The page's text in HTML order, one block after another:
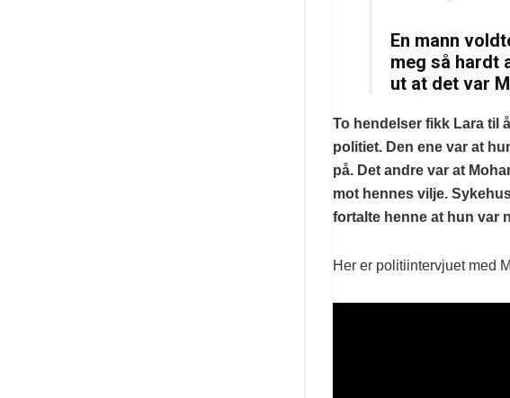
En mann
meg så hardt
ut at det var
To hendelser fikk Lara til
politiet. Den ene var at
på. Det andre var at
mot hennes vilje.
fortalte henne at hun var
Her er politiintervjuet med